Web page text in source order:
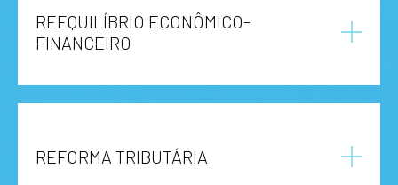
REEQUILÍBRIO ECONÔMICO-
FINANCEIRO
REFORMA TRIBUTÁRIA